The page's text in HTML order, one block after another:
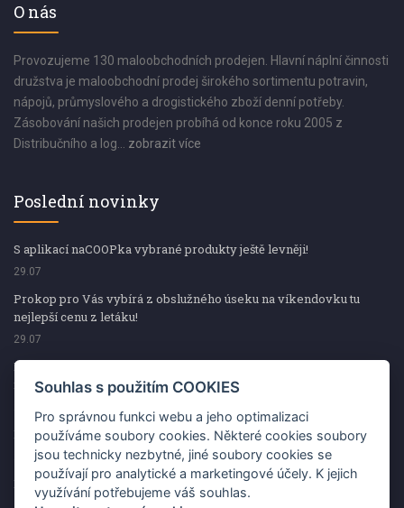
O nás
Provozujeme 130 maloobchodních prodejen. Hlavní náplní činnosti
družstva je maloobchodní prodej širokého sortimentu potravin,
nápojů, průmyslového a drogistického zboží denní potřeby.
Zásobování našich prodejen probíhá od konce roku 2005 z
Distribučního a log... zobrazit více
Poslední novinky
S aplikací naCOOPka vybrané produkty ještě levněji!
29.07
Prokop pro Vás vybírá z obslužného úseku na víkendovku tu
nejlepší cenu z letáku!
29.07
Prokop pro Vás vybírá z obslužného úseku na víkendovku tu
nejlepší cenu z letáku!
Kup špekáčky od Váhaly a vyhraj s naCOOPkou sekerku Fiskars
29.07
Prokop pro Vás vybírá na víkendovku ty nejlepší ceny z letáku!
Souhlas s použitím COOKIES
Pro správnou funkci webu a jeho optimalizaci
používáme soubory cookies. Některé cookies soubory
jsou technicky nezbytné, jiné soubory cookies se
používají pro analytické a marketingové účely. K jejich
využívání potřebujeme váš souhlas.